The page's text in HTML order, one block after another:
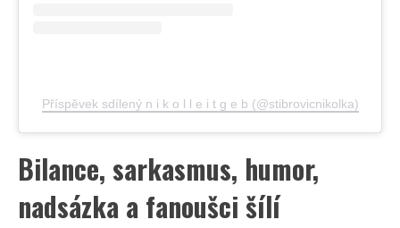
Příspěvek sdílený n i k o l l e i t g e b (@stibrovicnikolka)
Bilance, sarkasmus, humor,
nadsázka a fanoušci šílí